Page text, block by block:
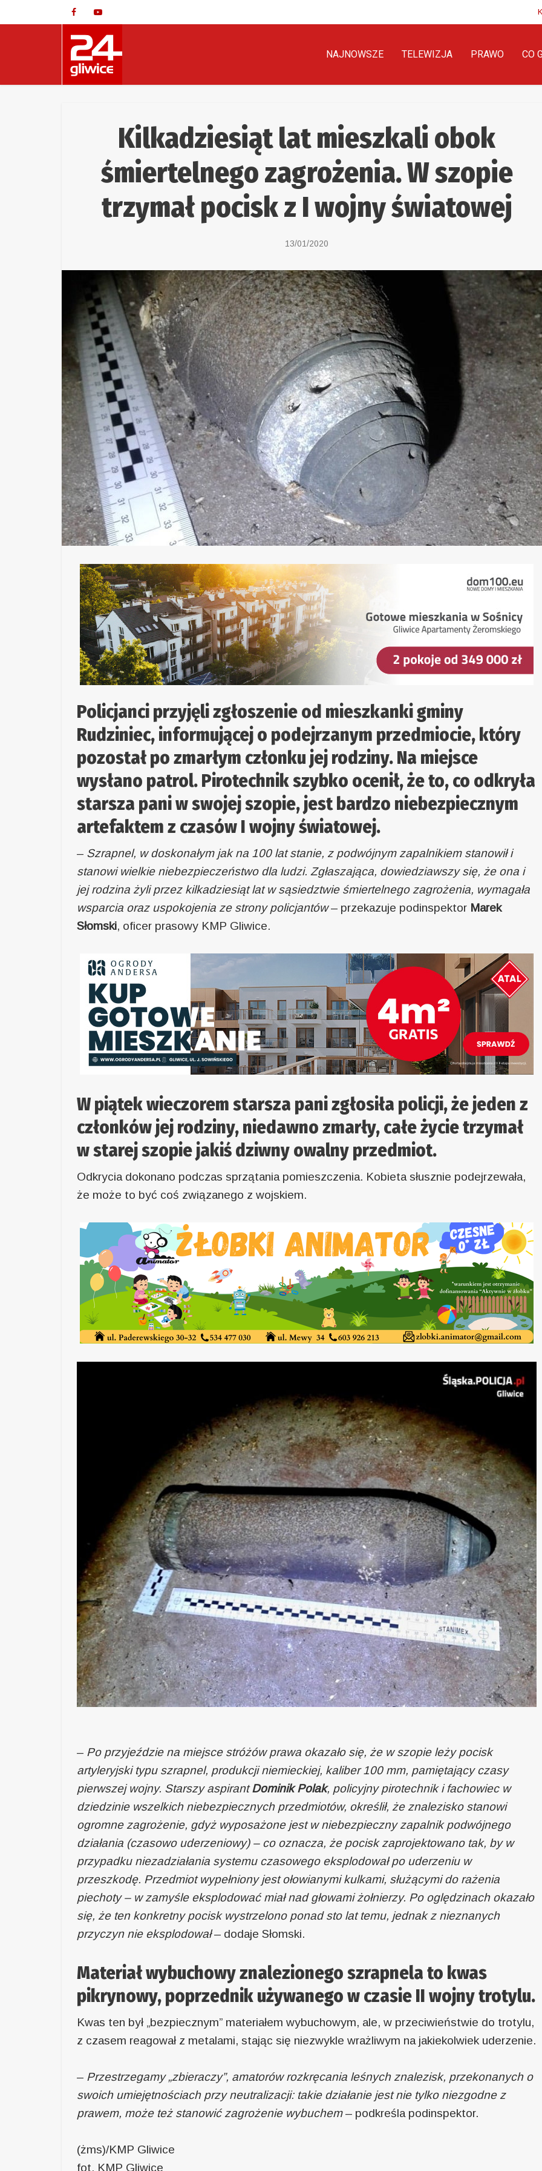
NAJNOWSZE TELEWIZJA PRAWO CO
Kilkadziesiąt lat mieszkali obok
śmiertelnego zagrożenia. W szopie
trzymał pocisk z I wojny światowej
13/01/2020
Policjanci przyjęli zgłoszenie od mieszkanki gminy
Rudziniec, informującej o podejrzanym przedmiocie, który
pozostał po zmarłym członku jej rodziny. Na miejsce
wysłano patrol. Pirotechnik szybko ocenił, że to, co odkryła
starsza pani w swojej szopie, jest bardzo niebezpiecznym
artefaktem z czasów I wojny światowej.
– Szrapnel, w doskonałym jak na 100 lat stanie, z podwójnym zapalnikiem stanowił i
stanowi wielkie niebezpieczeństwo dla ludzi. Zgłaszająca, dowiedziawszy się, że ona i
jej rodzina żyli przez kilkadziesiąt lat w sąsiedztwie śmiertelnego zagrożenia, wymagała
wsparcia oraz uspokojenia ze strony policjantów– przekazuje podinspektor Marek
Słomski, oficer prasowy KMP Gliwice.
W piątek wieczorem starsza pani zgłosiła policji, że jeden z
członków jej rodziny, niedawno zmarły, całe życie trzymał
w starej szopie jakiś dziwny owalny przedmiot.
Odkrycia dokonano podczas sprzątania pomieszczenia. Kobieta słusznie podejrzewała,
że może to być coś związanego z wojskiem.
– Po przyjeździe na miejsce stróżów prawa okazało się, że w szopie leży pocisk
artyleryjski typu szrapnel, produkcji niemieckiej, kaliber 100 mm, pamiętający czasy
pierwszej wojny. Starszy aspirantDominik Polak, policyjny pirotechnik i fachowiec w
dziedzinie wszelkich niebezpiecznych przedmiotów, określił, że znalezisko stanowi
ogromne zagrożenie, gdyż wyposażone jest w niebezpieczny zapalnik podwójnego
działania (czasowo uderzeniowy) – co oznacza, że pocisk zaprojektowano tak, by w
przypadku niezadziałania systemu czasowego eksplodował po uderzeniu w
przeszkodę. Przedmiot wypełniony jest ołowianymi kulkami, służącymi do rażenia
piechoty – w zamyśle eksplodować miał nad głowami żołnierzy. Po oględzinach okazało
się, że ten konkretny pocisk wystrzelono ponad sto lat temu, jednak z nieznanych
przyczyn nie eksplodował– dodaje Słomski.
Materiał wybuchowy znalezionego szrapnela to kwas
pikrynowy, poprzednik używanego w czasie II wojny trotylu.
Kwas ten był „bezpiecznym” materiałem wybuchowym, ale, w przeciwieństwie do trotylu,
z czasem reagował z metalami, stając się niezwykle wrażliwym na jakiekolwiek uderzenie.
– Przestrzegamy „zbieraczy”, amatorów rozkręcania leśnych znalezisk, przekonanych o
swoich umiejętnościach przy neutralizacji: takie działanie jest nie tylko niezgodne z
prawem, może też stanowić zagrożenie wybuchem– podkreśla podinspektor.
(żms)/KMP Gliwice
fot. KMP Gliwice